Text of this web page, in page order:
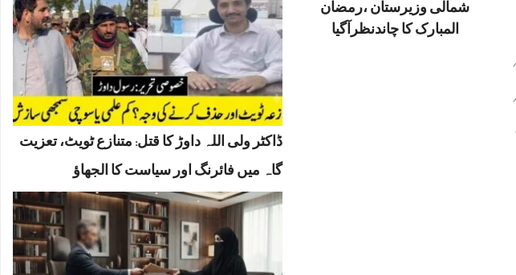
شمالی وزیرستان ،رمضان
المبارک کا چاندنظرآگیا
ڈاکٹر ولی اللہ داوڑ کا قتل: متنازع ٹویٹ، تعزیت
گاہ میں فائرنگ اور سیاست کا الجھاؤ